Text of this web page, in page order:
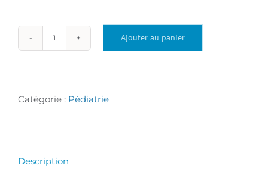
quantité
Ajouter au panier
Catégorie : Pédiatrie
Description